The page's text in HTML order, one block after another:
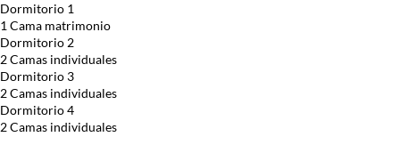
Dormitorio 1
1 Cama matrimonio
Dormitorio 2
2 Camas individuales
Dormitorio 3
2 Camas individuales
Dormitorio 4
2 Camas individuales